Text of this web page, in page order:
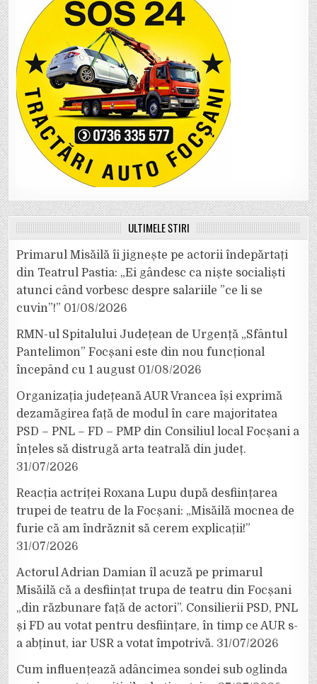
ULTIMELE ȘTIRI
Primarul Misăilă îi jignește pe actorii îndepărtați
din Teatrul Pastia: „Ei gândesc ca niște socialiști
atunci când vorbesc despre salariile ”ce li se
cuvin”!” 01/08/2026
RMN-ul Spitalului Județean de Urgență „Sfântul
Pantelimon” Focșani este din nou funcțional
începând cu 1 august 01/08/2026
Organizația județeană AUR Vrancea își exprimă
dezamăgirea față de modul în care majoritatea
PSD – PNL – FD – PMP din Consiliul local Focșani a
înțeles să distrugă arta teatrală din județ.
31/07/2026
Reacția actriței Roxana Lupu după desființarea
trupei de teatru de la Focșani: „Misăilă mocnea de
furie că am îndrăznit să cerem explicații!”
31/07/2026
Actorul Adrian Damian îl acuză pe primarul
Misăilă că a desființat trupa de teatru din Focșani
„din răzbunare față de actori”. Consilierii PSD, PNL
și FD au votat pentru desființare, în timp ce AUR s-
a abținut, iar USR a votat împotrivă. 31/07/2026
Cum influențează adâncimea sondei sub oglinda